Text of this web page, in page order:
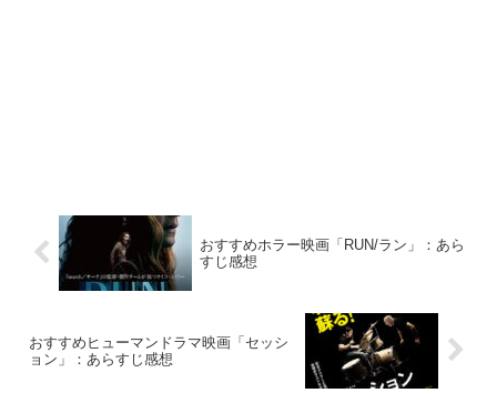
おすすめホラー映画「RUN/ラン」：あら
すじ感想
おすすめヒューマンドラマ映画「セッシ
ョン」：あらすじ感想